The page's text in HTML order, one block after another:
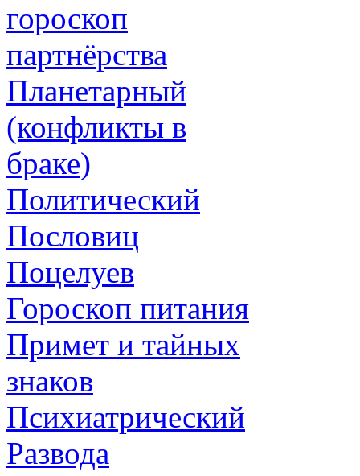
гороскоп
партнёрства
Планетарный
(конфликты в
браке)
Политический
Пословиц
Поцелуев
Гороскоп питания
Примет и тайных
знаков
Психиатрический
Развода